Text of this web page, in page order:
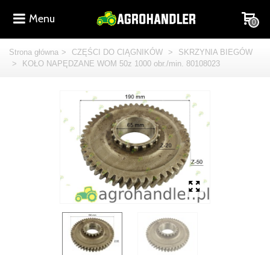
Menu 0
Strona główna > CZĘŚCI DO CIĄGNIKÓW >
SKRZYNIA BIEGÓW
>
KOŁO NAPĘDZANE WOM 50z 1000 obr./min. 80108023